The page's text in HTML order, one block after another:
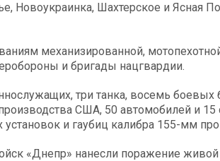
Новоукраинка, Шахтерское и Ясная
механизированной,
и бригады нацгвардии.
три танка, восемь
США, 50 автомобилей и 15
и гаубиц калибра 155-мм
«Днепр» нанесли поражение живой